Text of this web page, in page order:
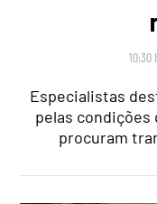
10:30
Especialistas
pelas condições
procuram